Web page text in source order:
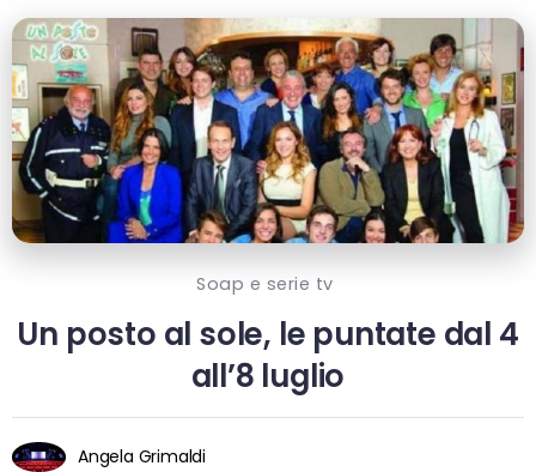
Soap e serie tv
Un posto al sole, le puntate dal 4
all’8 luglio
Angela Grimaldi